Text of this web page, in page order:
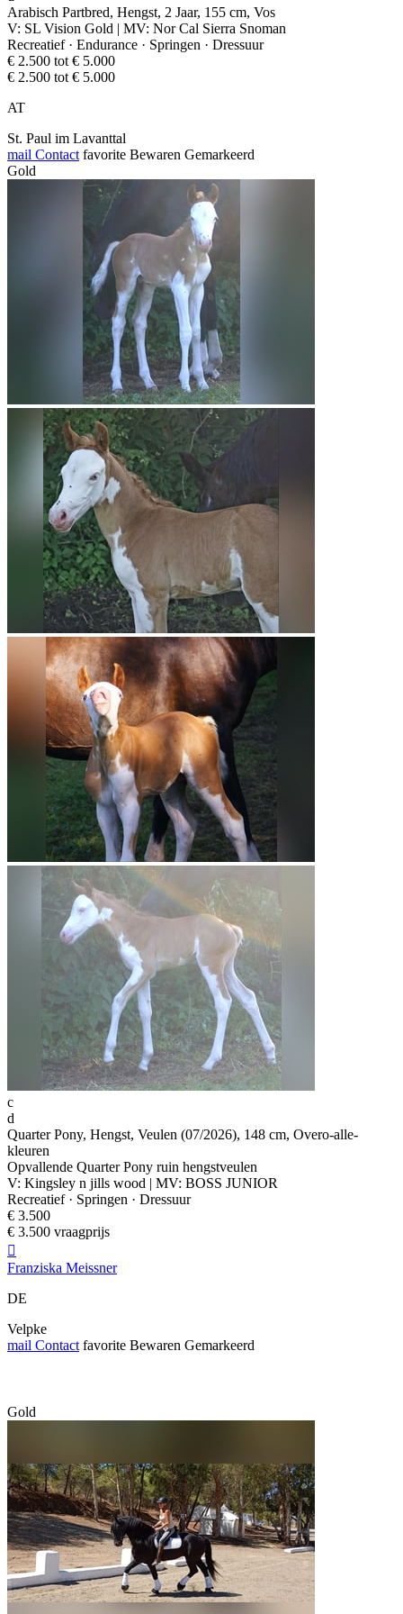
Arabisch Partbred, Hengst, 2 Jaar, 155 cm, Vos
V: SL Vision Gold | MV: Nor Cal Sierra Snoman
Recreatief · Endurance · Springen · Dressuur
€ 2.500 tot € 5.000
€ 2.500 tot € 5.000
AT
St. Paul im Lavanttal
mail Contact favorite Bewaren Gemarkeerd
Gold
c
d
Quarter Pony, Hengst, Veulen (07/2026), 148 cm, Overo-alle-
kleuren
Opvallende Quarter Pony ruin hengstveulen
V: Kingsley n jills wood | MV: BOSS JUNIOR
Recreatief · Springen · Dressuur
€ 3.500
€ 3.500 vraagprijs

Franziska Meissner
DE
Velpke
mail Contact favorite Bewaren Gemarkeerd
Gold